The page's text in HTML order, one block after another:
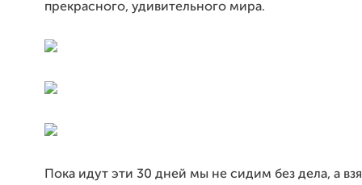
прекрасного, удивительного мира.
Пока идут эти 30 дней мы не сидим без дела, а